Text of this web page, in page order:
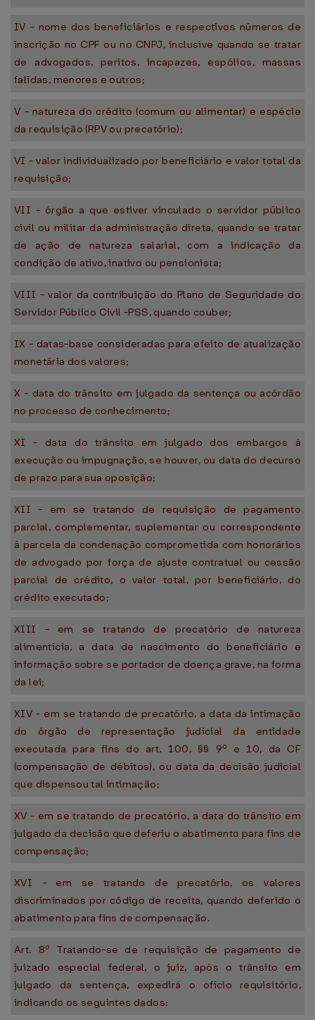
IV - nome dos beneficiários e respectivos números de
inscrição no CPF ou no CNPJ, inclusive quando se tratar
de advogados, peritos, incapazes, espólios, massas
falidas, menores e outros;
V - natureza do crédito (comum ou alimentar) e espécie
da requisição (RPV ou precatório);
VI - valor individualizado por beneficiário e valor total da
requisição;
VII - órgão a que estiver vinculado o servidor público
civil ou militar da administração direta, quando se tratar
de ação de natureza salarial, com a indicação da
condição de ativo, inativo ou pensionista;
VIII - valor da contribuição do Plano de Seguridade do
Servidor Público Civil -PSS, quando couber;
IX - datas-base consideradas para efeito de atualização
monetária dos valores;
X - data do trânsito em julgado da sentença ou acórdão
no processo de conhecimento;
XI - data do trânsito em julgado dos embargos à
execução ou impugnação, se houver, ou data do decurso
de prazo para sua oposição;
XII - em se tratando de requisição de pagamento
parcial, complementar, suplementar ou correspondente
à parcela da condenação comprometida com honorários
de advogado por força de ajuste contratual ou cessão
parcial de crédito, o valor total, por beneficiário, do
crédito executado;
XIII - em se tratando de precatório de natureza
alimentícia, a data de nascimento do beneficiário e
informação sobre se portador de doença grave, na forma
da lei;
XIV - em se tratando de precatório, a data da intimação
do órgão de representação judicial da entidade
executada para fins do art. 100, §§ 9º e 10, da CF
(compensação de débitos), ou data da decisão judicial
que dispensou tal intimação;
XV - em se tratando de precatório, a data do trânsito em
julgado da decisão que deferiu o abatimento para fins de
compensação;
XVI - em se tratando de precatório, os valores
discriminados por código de receita, quando deferido o
abatimento para fins de compensação.
Art. 8º Tratando-se de requisição de pagamento de
juizado especial federal, o juiz, após o trânsito em
julgado da sentença, expedirá o ofício requisitório,
indicando os seguintes dados: